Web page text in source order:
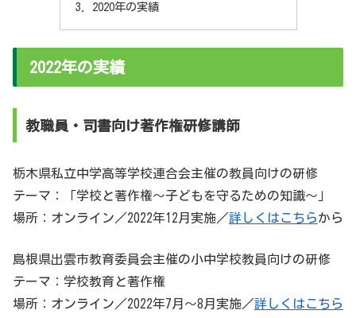
2020年の実績
2022年の実績
教職員・司書向け著作権研修講師
栃木県私立中学高等学校連合会主催の教員向けの研修
テーマ：「学校と著作権～子どもを守るための知識～」
場所：オンライン／2022年12月実施／詳しくはこちらから
島根県出雲市教育委員会主催の小中学校教員向けの研修
テーマ：学校教育と著作権
場所：オンライン／2022年7月〜8月実施／詳しくはこちら